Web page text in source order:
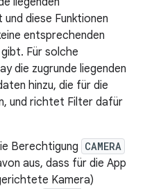
diese Funktionen
entsprechenden
Für solche
die zugrunde liegenden
hinzu, die für die
und richtet Filter dafür
Berechtigung CAMERA
aus, dass für die App
Kamera)